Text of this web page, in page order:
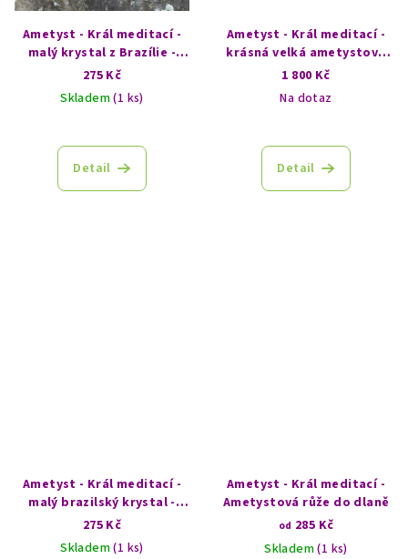
Ametyst - Král meditací -
malý krystal z Brazílie -
vyberte si variantu
275 Kč
Skladem(1 ks)
Detail
Ametyst - Král meditací -
krásná velká ametystová
růže
1 800 Kč
Na dotaz
Detail
Ametyst - Král meditací -
malý brazilský krystal -
vyberte si variantu
275 Kč
Skladem(1 ks)
Ametyst - Král meditací -
Ametystová růže do dlaně
od 285 Kč
Skladem(1 ks)